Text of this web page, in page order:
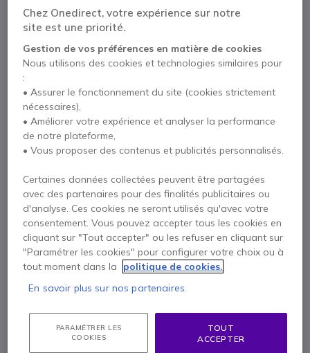
Poly Voyager 4320 USB-C -
Version Microsoft Teams
159,95 €
99,95 € HT
Contactez nos experts - Numéro gratuit
0800 72 4000
F.A.Q Chat
Description
USB-C
Chez Onedirect, votre expérience sur notre
site est une priorité.
Gestion de vos préférences en matière de cookies
Nous utilisons des cookies et technologies similaires pour
:
• Assurer le fonctionnement du site (cookies strictement
nécessaires),
• Améliorer votre expérience et analyser la performance
de notre plateforme,
• Vous proposer des contenus et publicités personnalisés.
Certaines données collectées peuvent être partagées
avec des partenaires pour des finalités publicitaires ou
d'analyse. Ces cookies ne seront utilisés qu'avec votre
consentement. Vous pouvez accepter tous les cookies en
cliquant sur "Tout accepter" ou les refuser en cliquant sur
"Paramétrer les cookies" pour configurer votre choix ou à
tout moment dans la
politique de cookies.
En savoir plus sur nos partenaires.
PARAMÉTRER LES
COOKIES
TOUT
ACCEPTER